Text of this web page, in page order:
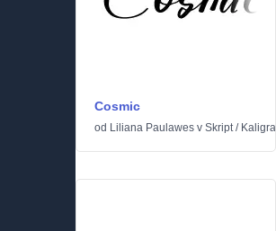
Cosmic
od Liliana Paulawes v Skript/